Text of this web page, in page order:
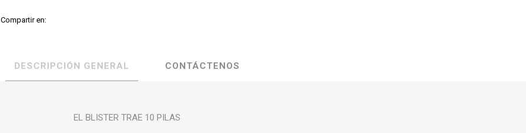
Compartir en:
DESCRIPCIÓN GENERAL CONTÁCTENOS
EL BLISTER TRAE 10 PILAS